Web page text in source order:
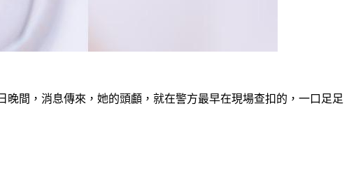
間，消息傳來，她的頭顱，就在警方最早在現場查扣的，一口足足